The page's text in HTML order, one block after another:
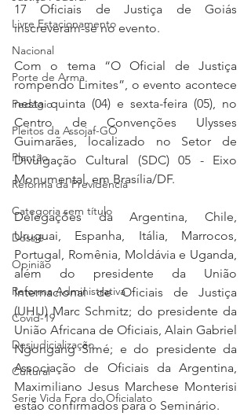
Livre Estacionamento
Nacional
Porte de Arma
Pedágio
Pleitos da Assojaf-GO
Plantão
Reforma da Previdência
Categoria sem título
Dossiê
Opinião
Reforma Administrativa
Covid-19
Desjudicialização
Cultural
Serie Vida Fora do Oficialato
17 Oficiais de Justiça de Goiás
inscreveram-se no evento.
Com o tema “O Oficial de Justiça
rompendo Limites”, o evento acontece
nesta quinta (04) e sexta-feira (05), no
Centro de Convenções Ulysses
Guimarães, localizado no Setor de
Divulgação Cultural (SDC) 05 - Eixo
Monumental, em Brasília/DF.
Delegações da Argentina, Chile,
Uruguai, Espanha, Itália, Marrocos,
Portugal, Romênia, Moldávia e Uganda,
além do presidente da União
Internacional de Oficiais de Justiça
(UHIJ) Marc Schmitz; do presidente da
União Africana de Oficiais, Alain Gabriel
Ngongang Simé; e do presidente da
Associação de Oficiais da Argentina,
Maximiliano Jesus Marchese Monterisi
estão confirmados para o Seminário.